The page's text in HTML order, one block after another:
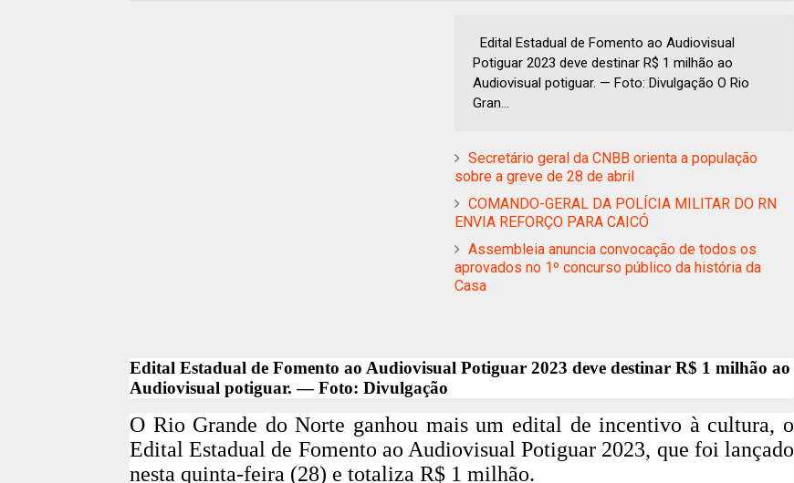
Edital Estadual de Fomento ao Audiovisual
Potiguar 2023 deve destinar R$ 1 milhão ao
Audiovisual potiguar. — Foto: Divulgação O Rio
Gran...
Secretário geral da CNBB orienta a população
sobre a greve de 28 de abril
COMANDO-GERAL DA POLÍCIA MILITAR DO RN
ENVIA REFORÇO PARA CAICÓ
Assembleia anuncia convocação de todos os
aprovados no 1º concurso público da história da
Casa
Edital Estadual de Fomento ao Audiovisual Potiguar 2023 deve destinar R$ 1 milhão ao
Audiovisual potiguar. — Foto: Divulgação
O Rio Grande do Norte ganhou mais um edital de incentivo à cultura, o
Edital Estadual de Fomento ao Audiovisual Potiguar 2023, que foi lançado
nesta quinta-feira (28) e totaliza R$ 1 milhão.